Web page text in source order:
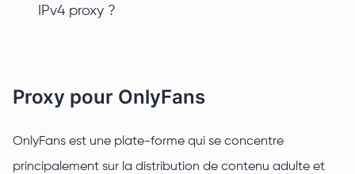
IPv4 proxy ?
Proxy pour OnlyFans
OnlyFans est une plate-forme qui se concentre
principalement sur la distribution de contenu adulte et